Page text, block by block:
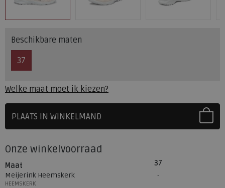
Beschikbare maten
37
Welke maat moet ik kiezen?
PLAATS IN WINKELMAND
Onze winkelvoorraad
Maat
37
Meijerink Heemskerk
HEEMSKERK